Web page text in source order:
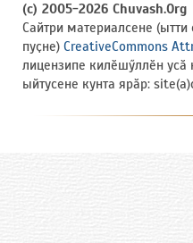
(c) 2005-2026 Chuvash.Org
Сайтри материалсене
пуҫне) CreativeCommons
лицензипе килӗшӳллӗн усӑ
ыйтусене кунта ярӑр: